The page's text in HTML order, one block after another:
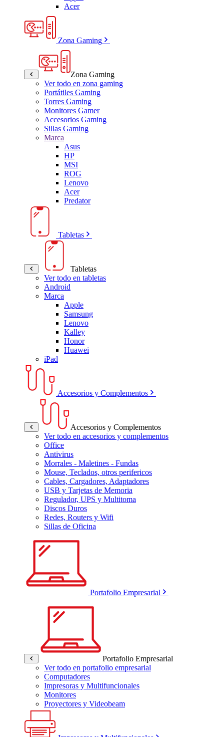
Acer
Zona Gaming
Zona Gaming
Ver todo en zona gaming
Portátiles Gaming
Torres Gaming
Monitores Gamer
Accesorios Gaming
Sillas Gaming
Marca
Asus
HP
MSI
ROG
Lenovo
Acer
Predator
Tabletas
Tabletas
Ver todo en tabletas
Android
Marca
Apple
Samsung
Lenovo
Kalley
Honor
Huawei
iPad
Accesorios y Complementos
Accesorios y Complementos
Ver todo en accesorios y complementos
Office
Antivirus
Morrales - Maletines - Fundas
Mouse, Teclados, otros perifericos
Cables, Cargadores, Adaptadores
USB y Tarjetas de Memoria
Regulador, UPS y Multitoma
Discos Duros
Redes, Routers y Wifi
Sillas de Oficina
Portafolio Empresarial
Portafolio Empresarial
Ver todo en portafolio empresarial
Computadores
Impresoras y Multifuncionales
Monitores
Proyectores y Videobeam